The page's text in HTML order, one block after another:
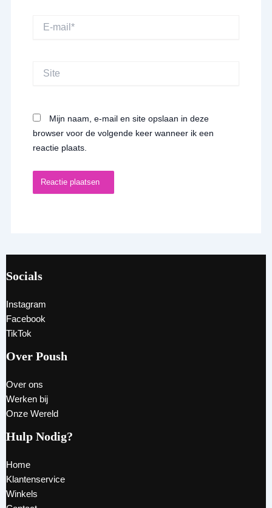
mail*
Mijn naam, e-mail en site opslaan in deze
browser voor de volgende keer wanneer ik een
reactie plaats.
Socials
Instagram
Facebook
TikTok
Over Poush
Over ons
Werken bij
Onze Wereld
Hulp Nodig?
Home
Klantenservice
Winkels